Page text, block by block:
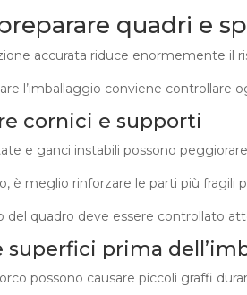
quadri e
accurata riduce enormemente il
l’imballaggio conviene controllare
cornici e supporti
e ganci instabili possono
è meglio rinforzare le parti più fragili
del quadro deve essere controllato
superfici prima
possono causare piccoli graffi